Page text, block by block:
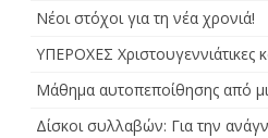
Νέοι στόχοι για τη νέα χρονιά!
ΥΠΕΡΟΧΕΣ Χριστουγεννιάτικες
Μάθημα αυτοπεποίθησης από
Δίσκοι συλλαβών: Για την